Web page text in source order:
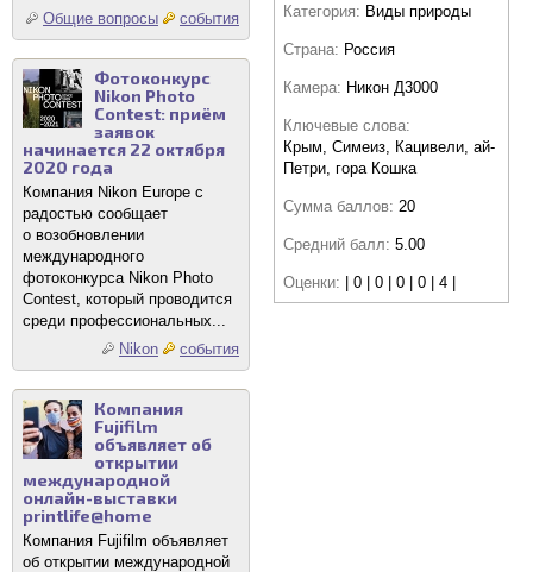
Общие вопросы
события
Фотоконкурс
Nikon Photo
Contest: приём
заявок
начинается 22 октября
2020 года
Компания Nikon Europe с
радостью сообщает
о возобновлении
международного
фотоконкурса Nikon Photo
Contest, который проводится
среди профессиональных...
Nikon
события
Компания
Fujifilm
объявляет об
открытии
международной
онлайн-выставки
printlife@home
Компания Fujifilm объявляет
об открытии международной
Категория: Виды природы
Страна: Россия
Камера: Никон Д3000
Ключевые слова:
Крым, Симеиз, Кацивели, ай-
Петри, гора Кошка
Сумма баллов: 20
Средний балл: 5.00
Оценки: | 0 | 0 | 0 | 0 | 4 |